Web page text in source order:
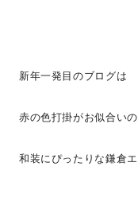
新年一発目のブログは
赤の色打掛がお似合いの
和装にぴったりな鎌倉